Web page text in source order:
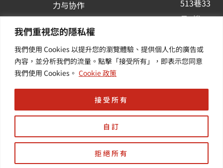
我們重視您的隱私權
我們使用 Cookies 以提升您的瀏覽體驗、提供個人化的廣告或
內容，並分析我們的流量。點擊「接受所有」，即表示您同意
我們使用 Cookies。 Cookie 政策
自訂
拒絕所有
接受所有
力与协作
台应用
其他/增
值服务
a
r
513巷33
号6楼
新讯 | 提
供您最新
Copyright © 羽昇國際股份有限公司